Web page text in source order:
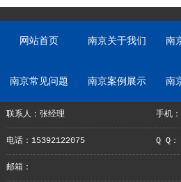
网站首页 南京关于我们 南
南京常见问题 南京案例展示 南
联系人：张经理 手机
电话：15392122075 Q Q：
邮箱：